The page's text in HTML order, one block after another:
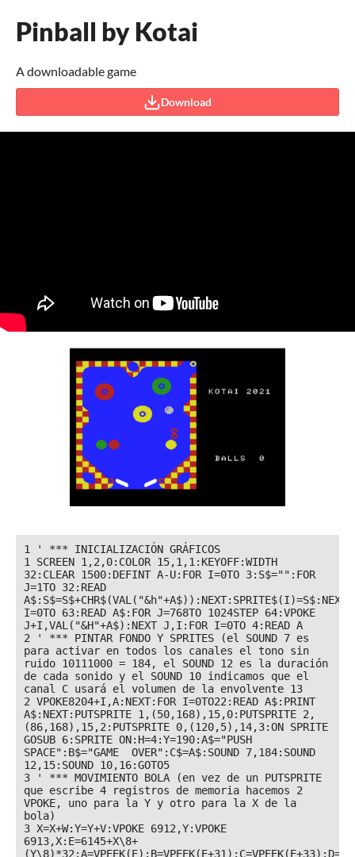
Pinball by Kotai
A downloadable game
Download
1 ' *** INICIALIZACIÓN GRÁFICOS
1 SCREEN 1,2,0:COLOR 15,1,1:KEYOFF:WIDTH
32:CLEAR 1500:DEFINT A-U:FOR I=0TO 3:S$="":FOR
J=1TO 32:READ
I=0TO 63:READ A$:FOR J=768TO 1024STEP 64:VPOKE
J+I,VAL("&H"+A$):NEXT J,I:FOR I=0TO 4:READ A
2 ' *** PINTAR FONDO Y SPRITES (el SOUND 7 es
para activar en todos los canales el tono sin
ruido 10111000 = 184, el SOUND 12 es la duración
de cada sonido y el SOUND 10 indicamos que el
canal C usará el volumen de la envolvente 13
2 VPOKE8204+I,A:NEXT:FOR I=0TO22:READ A$:PRINT
A$:NEXT:PUTSPRITE 1,(50,168),15,0:PUTSPRITE 2,
(86,168),15,2:PUTSPRITE 0,(120,5),14,3:ON SPRITE
GOSUB 6:SPRITE ON:H=4:Y=190:A$="PUSH
SPACE":B$="GAME  OVER":C$=A$:SOUND 7,184:SOUND
12,15:SOUND 10,16:GOTO5
3 ' *** MOVIMIENTO BOLA (en vez de un PUTSPRITE
que escribe 4 registros de memoria hacemos 2
VPOKE, uno para la Y y otro para la X de la
bola)
3 X=X+W:Y=Y+V:VPOKE 6912,Y:VPOKE
6913,X:E=6145+X\8+